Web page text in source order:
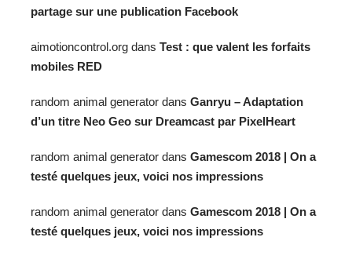
partage sur une publication Facebook
aimotioncontrol.org dans Test : que valent les forfaits
mobiles RED
random animal generator dans Ganryu – Adaptation
d’un titre Neo Geo sur Dreamcast par PixelHeart
random animal generator dans Gamescom 2018 | On a
testé quelques jeux, voici nos impressions
random animal generator dans Gamescom 2018 | On a
testé quelques jeux, voici nos impressions